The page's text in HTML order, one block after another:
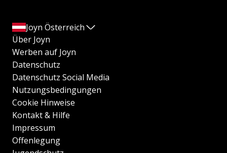
Joyn Österreich
Über Joyn
Werben auf Joyn
Datenschutz
Datenschutz Social Media
Nutzungsbedingungen
Cookie Hinweise
Kontakt & Hilfe
Impressum
Offenlegung